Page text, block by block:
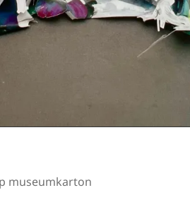
museumkarton